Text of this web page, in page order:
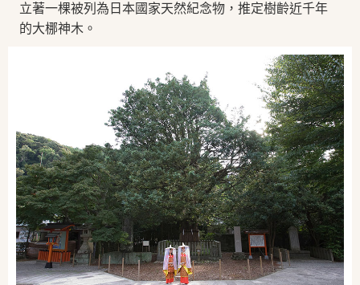
立著一棵被列為日本國家天然紀念物，推定樹齡近千年
的大梛神木。